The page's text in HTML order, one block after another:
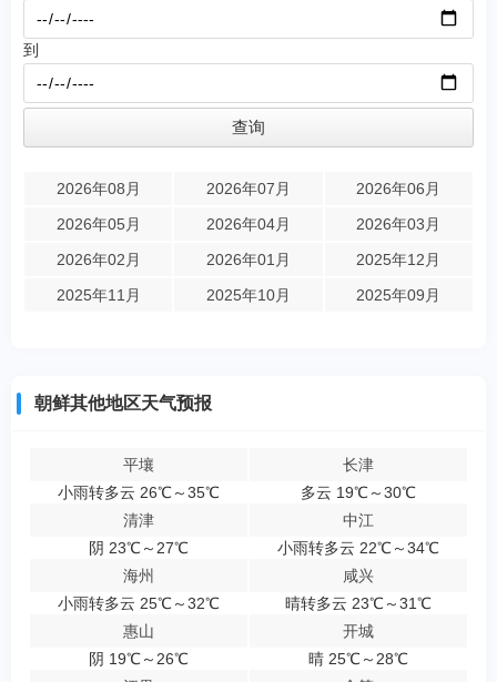
到
2026年08月 2026年07月
2026年06月
2026年05月
2026年04月
2026年03月
2026年02月
2026年01月
2025年12月
2025年11月
2025年10月 2025年09月
朝鲜其他地区天气预报
平壤
小雨转多云 26℃～35℃
长津
多云 19℃～30℃
清津
阴 23℃～27℃
中江
小雨转多云 22℃～34℃
海州
小雨转多云 25℃～32℃
咸兴
晴转多云 23℃～31℃
惠山
阴 19℃～26℃
开城
晴 25℃～28℃